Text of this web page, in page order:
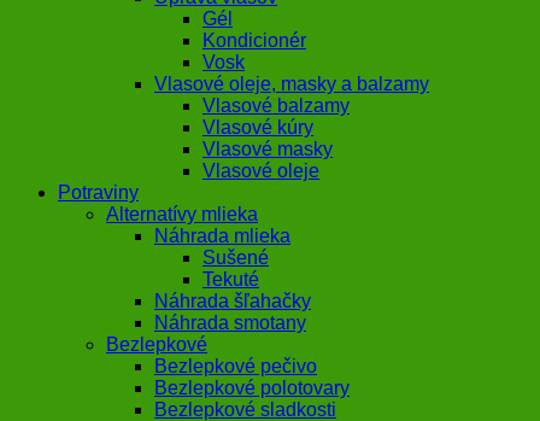
Gél
Kondicionér
Vosk
Vlasové oleje, masky a balzamy
Vlasové balzamy
Vlasové kúry
Vlasové masky
Vlasové oleje
Potraviny
Alternatívy mlieka
Náhrada mlieka
Sušené
Tekuté
Náhrada šľahačky
Náhrada smotany
Bezlepkové
Bezlepkové pečivo
Bezlepkové polotovary
Bezlepkové sladkosti